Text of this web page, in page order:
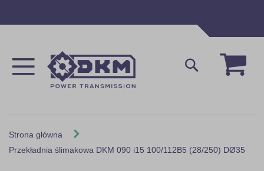
Mój
Szukaj
Strona główna
Przekładnia ślimakowa DKM 090 i15 100/112B5 (28/250) DØ35